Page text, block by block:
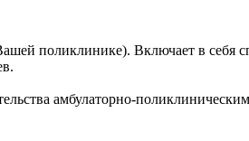
поликлинике). Включает в себя
амбулаторно-